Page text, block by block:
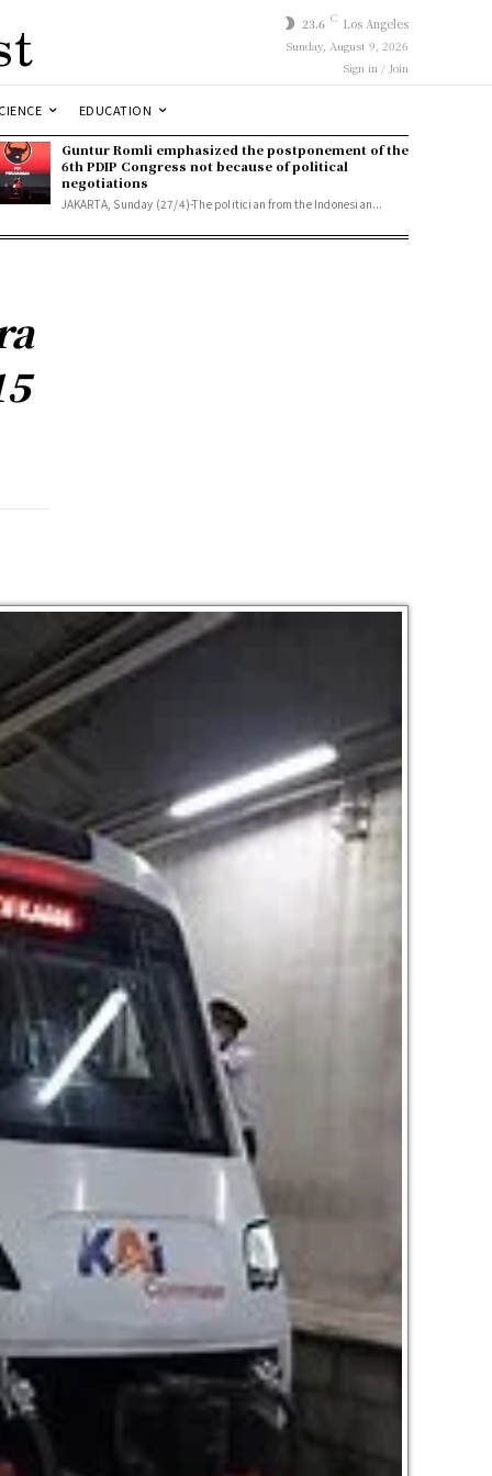
23.6 C Los Angeles
Sunday, August 9, 2026
Sign in / Join
EDUCATION
Guntur Romli emphasized the postponement of the
6th PDIP Congress not because of political
negotiations
JAKARTA, Sunday (27/4)-The politician from the Indonesian...